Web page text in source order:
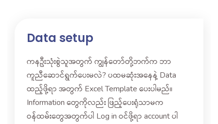
Data setup
ကနဦးသုံးစွဲသူအတွက် ကျွန်တော်တို့ဘက်က ဘာ
ကူညီဆောင်ရွက်ပေးမလဲ? ပထမဆုံးအနေနဲ့ Data
ထည့်ဖို့ရာ အတွက် Excel Template ပေးပါမည်။
Information တွေကိုလည်း ဖြည့်ပေးရုံသာမက
ဝန်ထမ်းတွေအတွက်ပါ Log in ဝင်ဖို့ရာ ‌account ပါ